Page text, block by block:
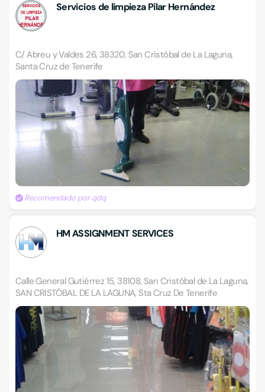
Servicios de limpieza Pilar Hernández
C/ Abreu y Valdes 26, 38320, San Cristóbal de La Laguna,
Santa Cruz de Tenerife
Recomendado por qdq
HM ASSIGNMENT SERVICES
Calle General Gutiérrez 15, 38108, San Cristóbal de La Laguna,
SAN CRISTÓBAL DE LA LAGUNA, Sta Cruz De Tenerife